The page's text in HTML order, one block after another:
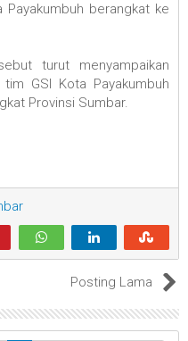
Payakumbuh berangkat ke
turut menyampaikan
GSI Kota Payakumbuh
Provinsi Sumbar.
Posting Lama